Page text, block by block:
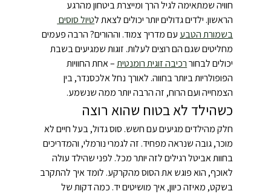
חוויה שמתאימה לגיל הרך ומייצרת ביטחון מהרגע
הראשון. ילדים גדולים יותר יכולים לצאת לטיול סוסים
בשמורת הטבע עם מדריך צמוד. וההורים? הרבה פעמים
מחליטים שגם הם רוצים לעלות. זוגות שמגיעים בשבת
יכולים לבחור רכיבה זוגית רומנטית – אחת החוויות
הפופולריות ביותר בחווה. לאורך נחל אלכסנדר, בין
הצמחייה ועם הרוח, זה הרבה יותר ממה שנשמע.
כשהילד לא בטוח שהוא רוצה
חלק מהילדים מגיעים עם חשש. סוס גדול, בעל חיים לא
מוכר, גובה שנראה מפחיד. זה לגמרי נורמלי, והמדריכים
בחוות אביטל רגילים לזה יותר מכל. לפני שהילד עולה
לאוכף, הוא פוגש את הסוס מהקרקע. לומד איך להתקרב
בשקט, מאיזה כיוון, איך מושיטים יד. כמה דקות של